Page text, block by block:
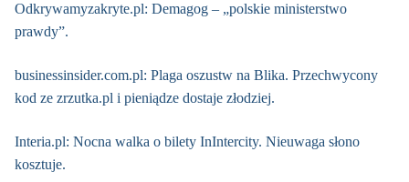
Odkrywamyzakryte.pl: Demagog – „polskie ministerstwo
prawdy”.
businessinsider.com.pl: Plaga oszustw na Blika. Przechwycony
kod ze zrzutka.pl i pieniądze dostaje złodziej.
Interia.pl: Nocna walka o bilety InIntercity. Nieuwaga słono
kosztuje.